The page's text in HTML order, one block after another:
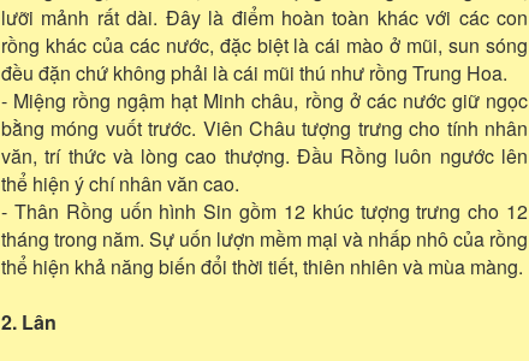
lưỡi mảnh rất dài. Đây là điểm hoàn toàn khác với các con
rồng khác của các nước, đặc biệt là cái mào ở mũi, sun sóng
đều đặn chứ không phải là cái mũi thú như rồng Trung Hoa.
- Miệng rồng ngậm hạt Minh châu, rồng ở các nước giữ ngọc
bằng móng vuốt trước. Viên Châu tượng trưng cho tính nhân
văn, trí thức và lòng cao thượng. Đầu Rồng luôn ngước lên
thể hiện ý chí nhân văn cao.
- Thân Rồng uốn hình Sin gồm 12 khúc tượng trưng cho 12
tháng trong năm. Sự uốn lượn mềm mại và nhấp nhô của rồng
thể hiện khả năng biến đổi thời tiết, thiên nhiên và mùa màng.
2. Lân